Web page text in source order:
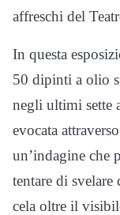
affreschi del
In questa
50 dipinti a olio
negli ultimi sette
evocata
un’indagine che
tentare di
cela oltre il